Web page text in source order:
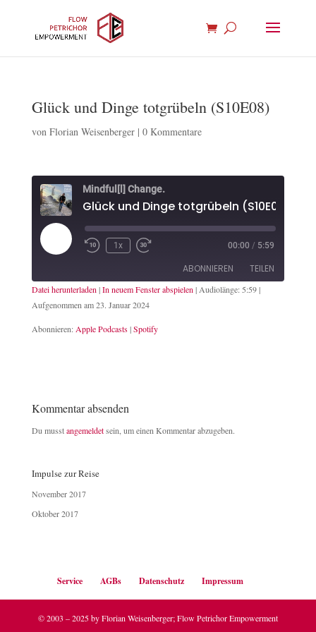
Glück und Dinge totgrübeln (S10E08)
von Florian Weisenberger| 0 Kommentare
Mindful[l] Change.
Glück und Dinge totgrübeln (S10E08)
Play
Episode
1x 00:00 / 5:59
ABONNIEREN TEILEN
Apple Podcasts
RSS FEED
TEILEN
Datei herunterladen |In neuem Fenster abspielen | Audiolänge: 5:59|
Aufgenommen am 23. Januar 2024
Abonnieren: Apple Podcasts|Spotify
Kommentar absenden
Du musstangemeldetsein, um einen Kommentar abzugeben.
Impulse zur Reise
November 2017
Oktober 2017
Service AGBs Datenschutz Impressum
© 2003 – 2025 by Florian Weisenberger; Flow Petrichor Empowerment